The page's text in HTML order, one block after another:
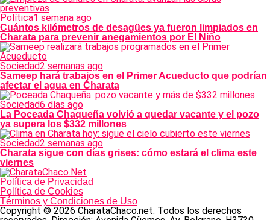
Política1 semana ago
Cuántos kilómetros de desagües ya fueron limpiados en
Charata para prevenir anegamientos por El Niño
Sociedad2 semanas ago
Sameep hará trabajos en el Primer Acueducto que podrían
afectar el agua en Charata
Sociedad6 días ago
La Poceada Chaqueña volvió a quedar vacante y el pozo
ya supera los $332 millones
Sociedad2 semanas ago
Charata sigue con días grises: cómo estará el clima este
viernes
Política de Privacidad
Política de Cookies
Términos y Condiciones de Uso
Copyright © 2026 CharataChaco.net. Todos los derechos